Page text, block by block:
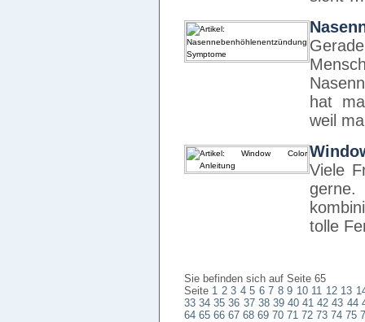
hat
weil
Viele
gerne.
tolle
Sie befinden sich auf Seite 65
Seite 1 2 3 4 5 6 7 8 9 10 11 12 13
33 34 35 36 37 38 39 40 41 42 43 44
64 65 66 67 68 69 70 71 72 73 74 75